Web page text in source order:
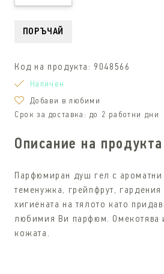
ПОРЪЧАЙ
Код на продукта: 9048566
Наличен
Добави в любими
Срок за доставка: до 2 работни дни
Описание на продукта
Парфюмиран душ гел с ароматни
теменужка, грейпфрут,
хигиената на тялото като
любимия Ви парфюм. Омекотява
кожата.